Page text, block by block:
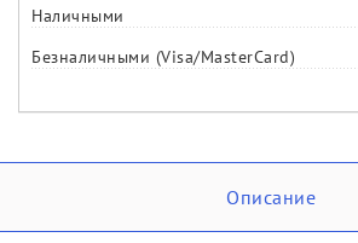
Наличными
Безналичными (Visa/MasterCard)
Описание